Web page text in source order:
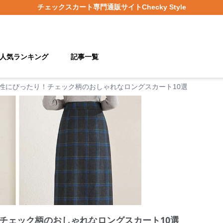
チェックスカート専門通販サイトChecky Style
気ランキング 記事一覧
にぴったり！チェック柄のおしゃれなロングスカート10選
ェック柄のおしゃれなロングスカート10選